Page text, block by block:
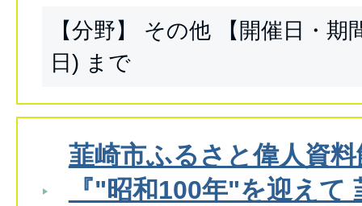
【分野】 その他 【開催日・期
日) まで
韮崎市ふるさと偉人資
『"昭和100年"を迎えて